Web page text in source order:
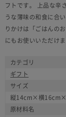
フトです。 上品な辛
うな薄味の和食に合
りかけは「ごはんの
にもお使いいただけま
カテゴリ
ギフト
サイズ
縦14cm×横16cm×
原材料名